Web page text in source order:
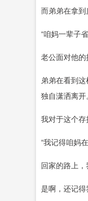
而弟弟在拿到
“咱妈一辈子
老公面对他
弟弟在看到
独自潇洒离开。
我对于这个存
“我记得咱妈
回家的路上，
是啊，还记